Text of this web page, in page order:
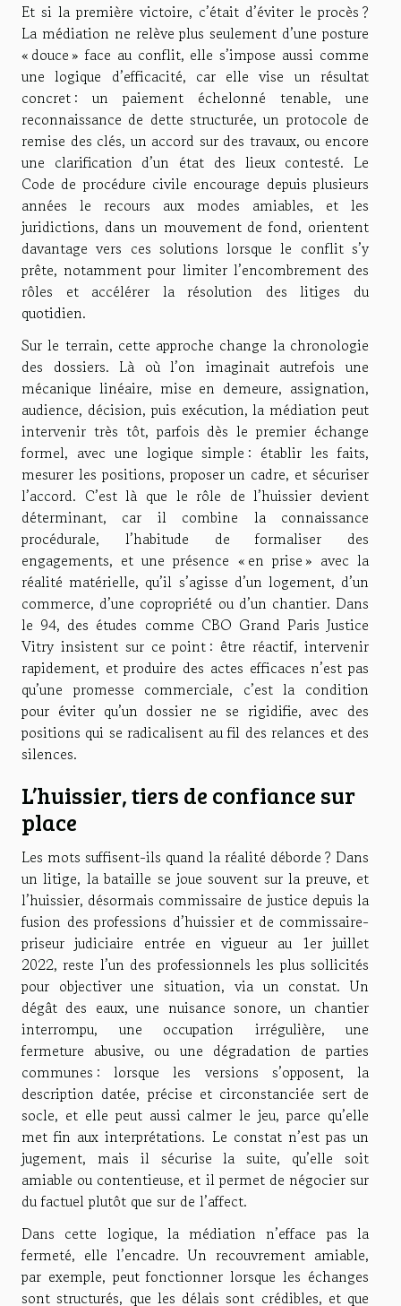
Et si la première victoire, c’était d’éviter le procès ?
La médiation ne relève plus seulement d’une posture
« douce » face au conflit, elle s’impose aussi comme
une logique d’efficacité, car elle vise un résultat
concret : un paiement échelonné tenable, une
reconnaissance de dette structurée, un protocole de
remise des clés, un accord sur des travaux, ou encore
une clarification d’un état des lieux contesté. Le
Code de procédure civile encourage depuis plusieurs
années le recours aux modes amiables, et les
juridictions, dans un mouvement de fond, orientent
davantage vers ces solutions lorsque le conflit s’y
prête, notamment pour limiter l’encombrement des
rôles et accélérer la résolution des litiges du
quotidien.
Sur le terrain, cette approche change la chronologie
des dossiers. Là où l’on imaginait autrefois une
mécanique linéaire, mise en demeure, assignation,
audience, décision, puis exécution, la médiation peut
intervenir très tôt, parfois dès le premier échange
formel, avec une logique simple : établir les faits,
mesurer les positions, proposer un cadre, et sécuriser
l’accord. C’est là que le rôle de l’huissier devient
déterminant, car il combine la connaissance
procédurale, l’habitude de formaliser des
engagements, et une présence « en prise » avec la
réalité matérielle, qu’il s’agisse d’un logement, d’un
commerce, d’une copropriété ou d’un chantier. Dans
le 94, des études comme CBO Grand Paris Justice
Vitry insistent sur ce point : être réactif, intervenir
rapidement, et produire des actes efficaces n’est pas
qu’une promesse commerciale, c’est la condition
pour éviter qu’un dossier ne se rigidifie, avec des
positions qui se radicalisent au fil des relances et des
silences.
L’huissier, tiers de confiance sur
place
Les mots suffisent-ils quand la réalité déborde ? Dans
un litige, la bataille se joue souvent sur la preuve, et
l’huissier, désormais commissaire de justice depuis la
fusion des professions d’huissier et de commissaire-
priseur judiciaire entrée en vigueur au 1er juillet
2022, reste l’un des professionnels les plus sollicités
pour objectiver une situation, via un constat. Un
dégât des eaux, une nuisance sonore, un chantier
interrompu, une occupation irrégulière, une
fermeture abusive, ou une dégradation de parties
communes : lorsque les versions s’opposent, la
description datée, précise et circonstanciée sert de
socle, et elle peut aussi calmer le jeu, parce qu’elle
met fin aux interprétations. Le constat n’est pas un
jugement, mais il sécurise la suite, qu’elle soit
amiable ou contentieuse, et il permet de négocier sur
du factuel plutôt que sur de l’affect.
Dans cette logique, la médiation n’efface pas la
fermeté, elle l’encadre. Un recouvrement amiable,
par exemple, peut fonctionner lorsque les échanges
sont structurés, que les délais sont crédibles, et que